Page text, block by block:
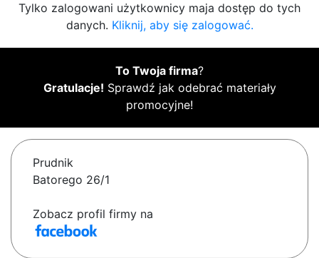
Tylko zalogowani użytkownicy maja dostęp do tych
danych. Kliknij, aby się zalogować.
To Twoja firma?
Gratulacje! Sprawdź jak odebrać materiały
promocyjne!
Prudnik
Batorego 26/1
Zobacz profil firmy na